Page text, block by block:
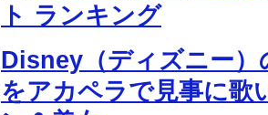
ト ランキング
Disney（ディズニー）
をアカペラで見事に歌